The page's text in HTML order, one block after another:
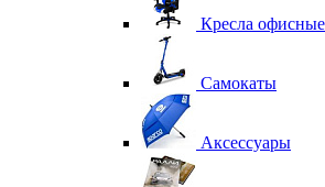
Кресла
Самокаты
Аксессуары